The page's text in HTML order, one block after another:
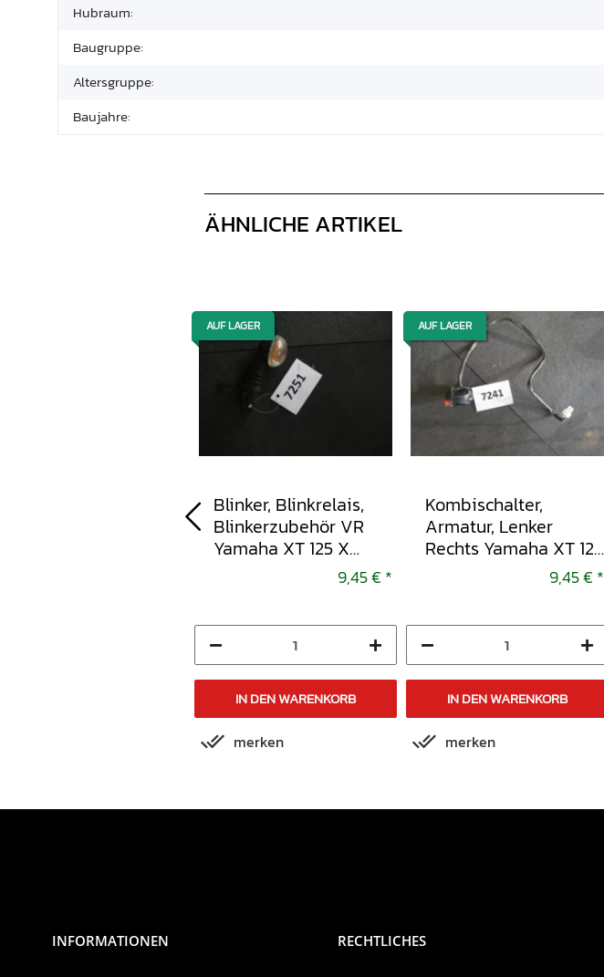
Hubraum:
Baugruppe:
Altersgruppe:
Baujahre:
ÄHNLICHE ARTIKEL
AUF LAGER
Blinker, Blinkrelais,
Blinkerzubehör VR
Yamaha XT 125 X
9,45 € *
IN DEN WARENKORB
merken
AUF LAGER
Kombischalter,
Armatur, Lenker
Rechts Yamaha XT 125
9,45 € *
IN DEN WARENKORB
merken
INFORMATIONEN RECHTLICHES